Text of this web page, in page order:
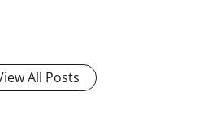
All Posts